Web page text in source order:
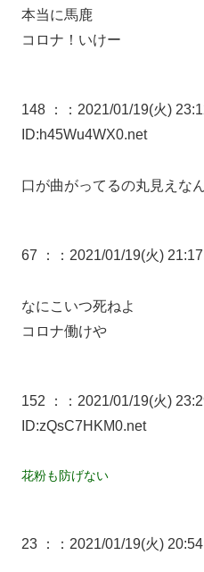
本当に馬鹿
コロナ！いけー
148 ：
：2021/01/19(火)
ID:h45Wu4WX0.net
口が曲がってるの丸見えな
67 ： ：2021/01/19(火)
なにこいつ死ねよ
コロナ働けや
152 ：
：2021/01/19(火)
ID:zQsC7HKM0.net
花粉も防げない
23 ： ：2021/01/19(火)